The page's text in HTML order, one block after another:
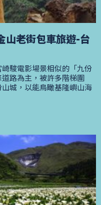
山老街包車旅遊-台
駿電影場景相似的「九份
路為主，被許多階梯圍
城，以能鳥瞰基隆嶼山海